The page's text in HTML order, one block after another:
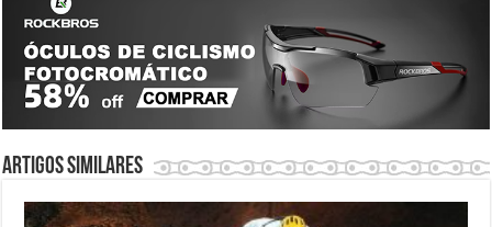
Artigos similares